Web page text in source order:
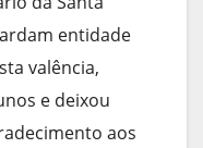
entidade
valência,
e deixou
aos